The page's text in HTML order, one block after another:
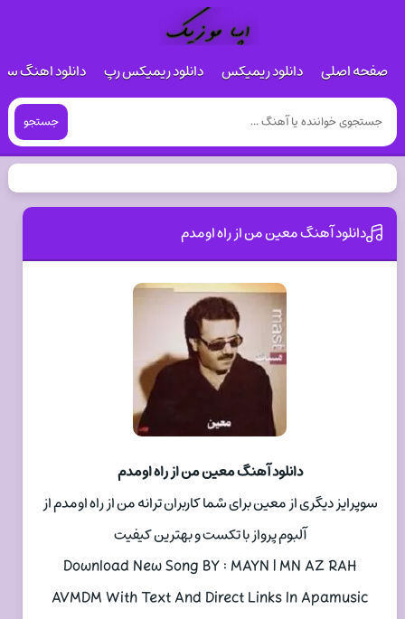
صفحه اصلی دانلود ریمیکس دانلود ریمیکس رپ دانلود اهنگ
جستجو
دانلود آهنگ معین من از راه اومدم
دانلود آهنگ معین من از راه اومدم
سوپرایز دیگری از معین برای شما کاربران ترانه من از راه اومدم از
آلبوم پرواز با تکست و بهترین کیفیت
Download New Song BY : MAYN | MN AZ RAH
AVMDM With Text And Direct Links In Apamusic